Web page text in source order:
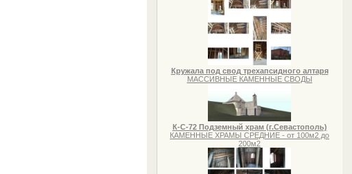
Кружала под свод трехапсидного алтаря
МАССИВНЫЕ КАМЕННЫЕ СВОДЫ
К-С-72 Подземный храм (г.Севастополь)
КАМЕННЫЕ ХРАМЫ СРЕДНИЕ - от 100м2 до
200м2